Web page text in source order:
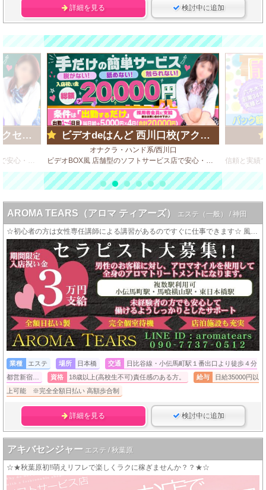
詳細を見る 検討中に追加
ープ)
ビデオBOX風 店舗型のソフトサービス店で安心・安全・高収入♪
ビデオdeはんど 西川口校(アクセスグループ)
オナクラ・ハンド系/西川口
ビデオBOX風 店舗型のソフトサービス店で安心・安全・高収入♪
AROMA TEARS（アロマ ティアーズ） エステ（一般） / 神田
☆初心者の方は女性専任講師による講習があるのですぐに仕事できます☆ 風俗と違って性的サービスは一切ありません!!!!!!
業種 エステ 場所 日本橋 交通
日比谷線・小伝馬町駅１番出口より徒歩４分
都営新宿…
資格 18歳以上(高校生不可)責任感のある方。 給与
日給35000円以
上可能 ※完全全額日払い 高額歩合制
詳細を見る 検討中に追加
アキバセンジャー エステ / 秋葉原
☆★秋葉原初!!萌えリフレで楽しくラクに稼ぎませんか？？★☆